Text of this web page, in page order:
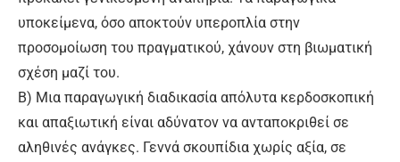
υποκείμενα, όσο αποκτούν υπεροπλία στην
προσομοίωση του πραγματικού, χάνουν στη βιωματική
σχέση μαζί του.
Β) Μια παραγωγική διαδικασία απόλυτα κερδοσκοπική
και απαξιωτική είναι αδύνατον να ανταποκριθεί σε
αληθινές ανάγκες. Γεννά σκουπίδια χωρίς αξία, σε